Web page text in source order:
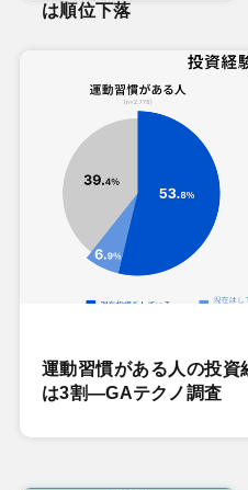
は順位下落
運動習慣がある人の投資
は3割―GAテクノ調査